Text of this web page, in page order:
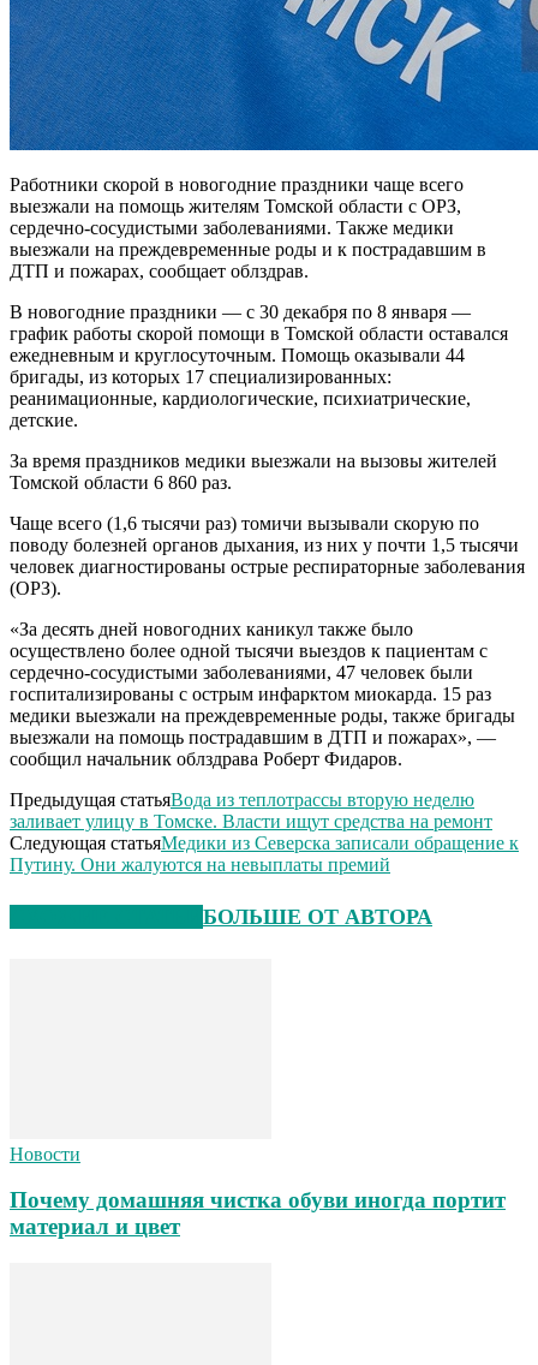
Работники скорой в новогодние праздники чаще всего
выезжали на помощь жителям Томской области с ОРЗ,
сердечно-сосудистыми заболеваниями. Также медики
выезжали на преждевременные роды и к пострадавшим в
ДТП и пожарах, сообщает облздрав.
В новогодние праздники — с 30 декабря по 8 января —
график работы скорой помощи в Томской области оставался
ежедневным и круглосуточным. Помощь оказывали 44
бригады, из которых 17 специализированных:
реанимационные, кардиологические, психиатрические,
детские.
За время праздников медики выезжали на вызовы жителей
Томской области 6 860 раз.
Чаще всего (1,6 тысячи раз) томичи вызывали скорую по
поводу болезней органов дыхания, из них у почти 1,5 тысячи
человек диагностированы острые респираторные заболевания
(ОРЗ).
«За десять дней новогодних каникул также было
осуществлено более одной тысячи выездов к пациентам с
сердечно-сосудистыми заболеваниями, 47 человек были
госпитализированы с острым инфарктом миокарда. 15 раз
медики выезжали на преждевременные роды, также бригады
выезжали на помощь пострадавшим в ДТП и пожарах», —
сообщил начальник облздрава Роберт Фидаров.
Предыдущая статьяВода из теплотрассы вторую неделю
заливает улицу в Томске. Власти ищут средства на ремонт
Следующая статьяМедики из Северска записали обращение к
Путину. Они жалуются на невыплаты премий
БОЛЬШЕ ОТ АВТОРА
Новости
Почему домашняя чистка обуви иногда портит
материал и цвет